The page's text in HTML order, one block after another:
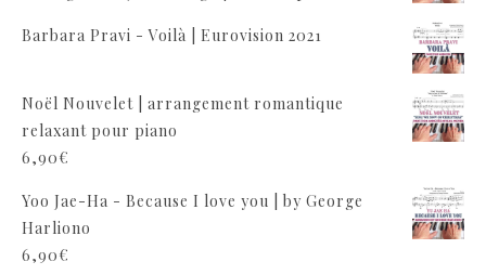
Barbara Pravi - Voilà | Eurovision 2021
Noël Nouvelet | arrangement romantique
relaxant pour piano
6,90€
Yoo Jae-Ha - Because I love you | by George
Harliono
6,90€